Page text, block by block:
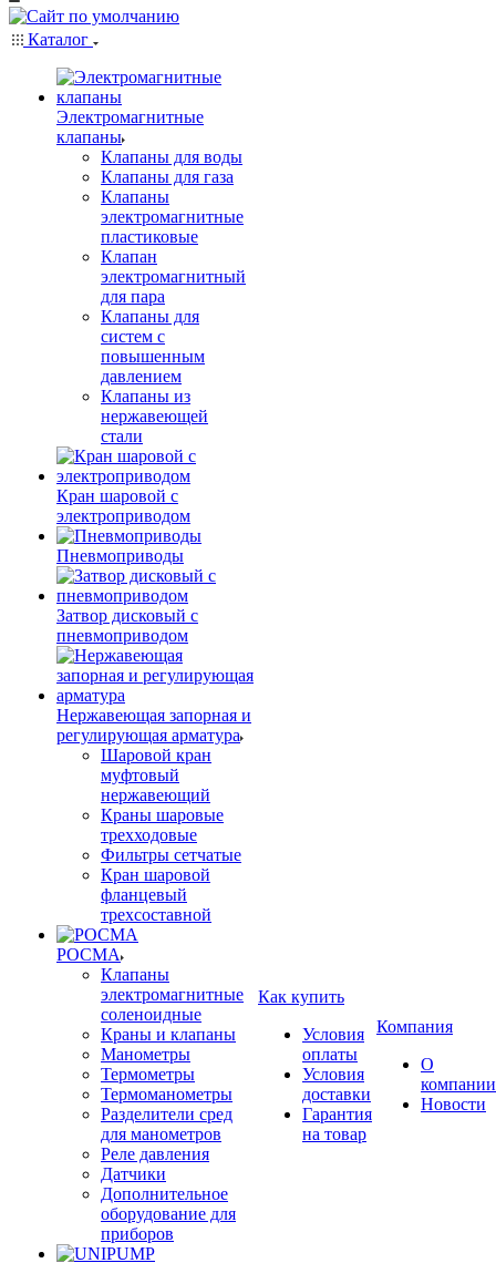
Каталог
Электромагнитные
клапаны
Клапаны для воды
Клапаны для газа
Клапаны
электромагнитные
пластиковые
Клапан
электромагнитный
для пара
Клапаны для
систем с
повышенным
давлением
Клапаны из
нержавеющей
стали
Кран шаровой с
электроприводом
Пневмоприводы
Затвор дисковый с
пневмоприводом
Нержавеющая запорная и
регулирующая арматура
Шаровой кран
муфтовый
нержавеющий
Краны шаровые
трехходовые
Фильтры сетчатые
Кран шаровой
фланцевый
трехсоставной
РОСМА
Клапаны
электромагнитные
соленоидные
Краны и клапаны
Манометры
Термометры
Термоманометры
Разделители сред
для манометров
Реле давления
Датчики
Дополнительное
оборудование для
приборов
Как купить
Условия
оплаты
Условия
доставки
Гарантия
на товар
Компания
О
компании
Новости